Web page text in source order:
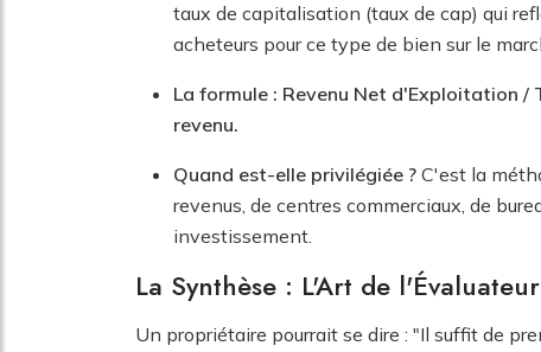
taux de capitalisation (taux de cap) qui
acheteurs pour ce type de bien sur le
La formule : Revenu Net d'Exploitation
revenu.
Quand est-elle privilégiée ? C'est la
revenus, de centres commerciaux, de
investissement.
La Synthèse : L'Art de
Un propriétaire pourrait se dire : "Il suffit de